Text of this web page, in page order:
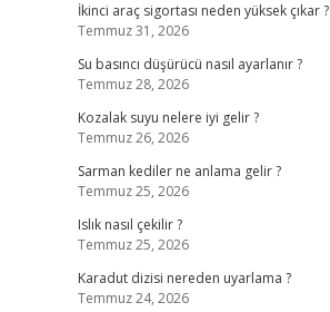
İkinci araç sigortası neden yüksek çıkar ?
Temmuz 31, 2026
Su basıncı düşürücü nasıl ayarlanır ?
Temmuz 28, 2026
Kozalak suyu nelere iyi gelir ?
Temmuz 26, 2026
Sarman kediler ne anlama gelir ?
Temmuz 25, 2026
Islık nasıl çekilir ?
Temmuz 25, 2026
Karadut dizisi nereden uyarlama ?
Temmuz 24, 2026